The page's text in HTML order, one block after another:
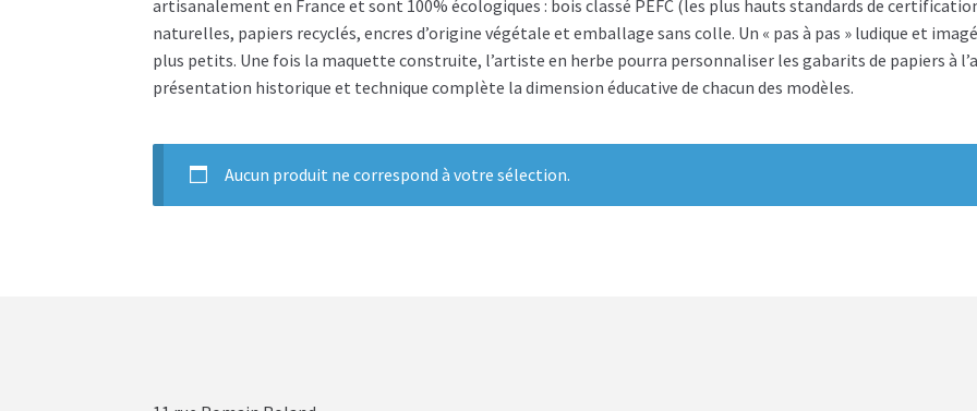
artisanalement en France et sont 100% écologiques : bois classé PEFC (les plus hauts standards de
naturelles, papiers recyclés, encres d’origine végétale et emballage sans colle. Un « pas à pas » ludique et
plus petits. Une fois la maquette construite, l’artiste en herbe pourra personnaliser les gabarits de papiers à
présentation historique et technique complète la dimension éducative de chacun des modèles.
Aucun produit ne correspond à votre sélection.